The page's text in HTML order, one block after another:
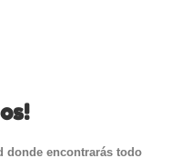
donde encontrarás todo